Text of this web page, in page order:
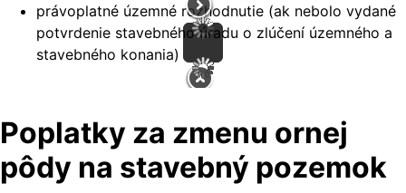
právoplatné územné rozhodnutie (ak nebolo vydané
potvrdenie stavebného úradu o zlúčení územného a
stavebného konania)
Poplatky za zmenu ornej
pôdy na stavebný pozemok